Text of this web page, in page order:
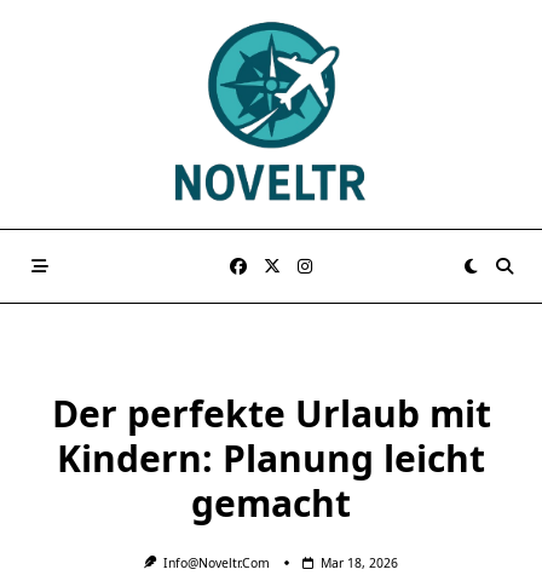
Der perfekte Urlaub mit
Kindern: Planung leicht
gemacht
Info@noveltr.com Mar 18, 2026